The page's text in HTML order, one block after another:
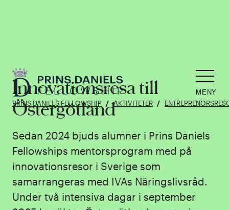
PRINS DANIELS FELLOWSHIP AKTIVITETER
MENY
Innovationsresa till
Östergötland
Sedan 2024 bjuds alumner i Prins Daniels
Fellowships mentorsprogram med på
innovationsresor i Sverige som
samarrangeras med IVAs Näringslivsråd.
Under två intensiva dagar i september